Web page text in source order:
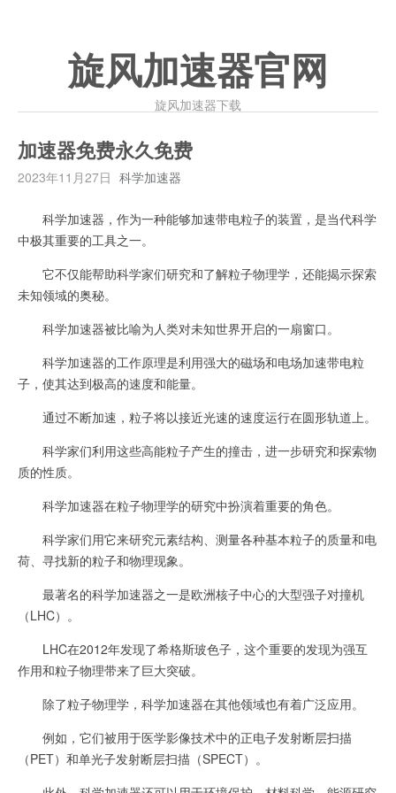
旋风加速器官网
旋风加速器下载
加速器免费永久免费
2023年11月27日 科学加速器
科学加速器，作为一种能够加速带电粒子的装置，是当代科学
中极其重要的工具之一。
它不仅能帮助科学家们研究和了解粒子物理学，还能揭示探索
未知领域的奥秘。
科学加速器被比喻为人类对未知世界开启的一扇窗口。
科学加速器的工作原理是利用强大的磁场和电场加速带电粒
子，使其达到极高的速度和能量。
通过不断加速，粒子将以接近光速的速度运行在圆形轨道上。
科学家们利用这些高能粒子产生的撞击，进一步研究和探索物
质的性质。
科学加速器在粒子物理学的研究中扮演着重要的角色。
科学家们用它来研究元素结构、测量各种基本粒子的质量和电
荷、寻找新的粒子和物理现象。
最著名的科学加速器之一是欧洲核子中心的大型强子对撞机
（LHC）。
LHC在2012年发现了希格斯玻色子，这个重要的发现为强互
作用和粒子物理带来了巨大突破。
除了粒子物理学，科学加速器在其他领域也有着广泛应用。
例如，它们被用于医学影像技术中的正电子发射断层扫描
（PET）和单光子发射断层扫描（SPECT）。